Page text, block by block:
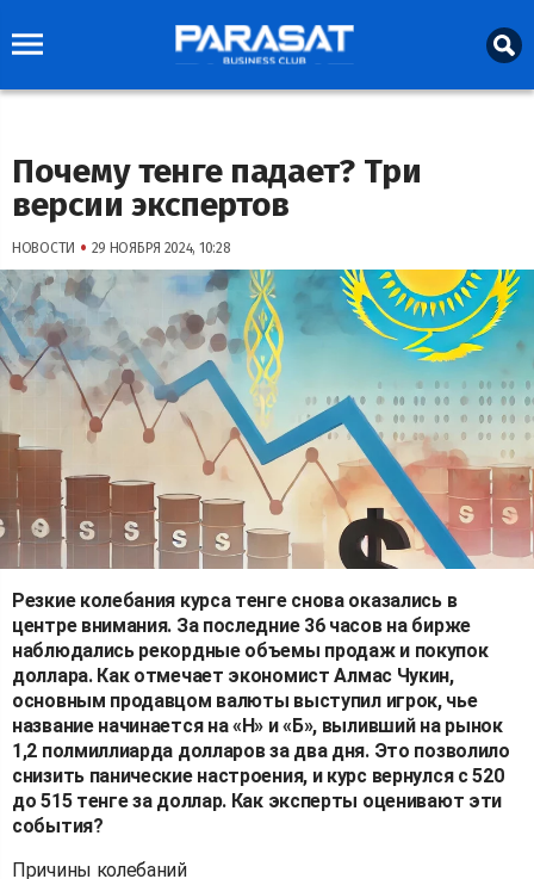
Почему тенге падает? Три
версии экспертов
НОВОСТИ • 29 НОЯБРЯ 2024, 10:28
Резкие колебания курса тенге снова оказались в
центре внимания. За последние 36 часов на бирже
наблюдались рекордные объемы продаж и покупок
доллара. Как отмечает экономист Алмас Чукин,
основным продавцом валюты выступил игрок, чье
название начинается на «Н» и «Б», выливший на рынок
1,2 полмиллиарда долларов за два дня. Это позволило
снизить панические настроения, и курс вернулся с 520
до 515 тенге за доллар. Как эксперты оценивают эти
события?
Причины колебаний